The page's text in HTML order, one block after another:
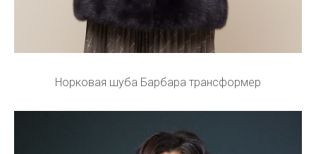
Норковая шуба Барбара трансформер